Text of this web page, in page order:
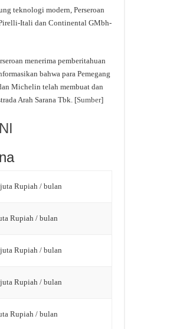
teknologi modern, Perseroan
Itali dan Continental GMbh-
menerima pemberitahuan
bahwa para Pemegang
Michelin telah membuat dan
Arah Sarana Tbk. [Sumber]
Rupiah / bulan
Rupiah / bulan
Rupiah / bulan
Rupiah / bulan
Rupiah / bulan